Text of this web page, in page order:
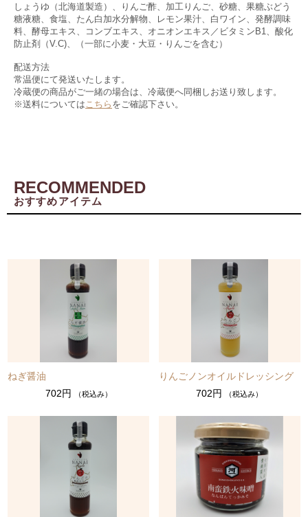
しょうゆ（北海道製造）、りんご酢、加工りんご、砂糖、果糖ぶどう
糖液糖、食塩、たん白加水分解物、レモン果汁、白ワイン、発酵調味
料、酵母エキス、コンブエキス、オニオンエキス／ビタミンB1、酸化
防止剤（V.C)、（一部に小麦・大豆・りんごを含む）
配送方法
常温便にて発送いたします。
冷蔵便の商品がご一緒の場合は、冷蔵便へ同梱しお送り致します。
※送料についてはこちら をご確認下さい。
RECOMMENDED
おすすめアイテム
ねぎ醤油
702円
（税込み）
りんごノンオイルドレッシング
702円
（税込み）